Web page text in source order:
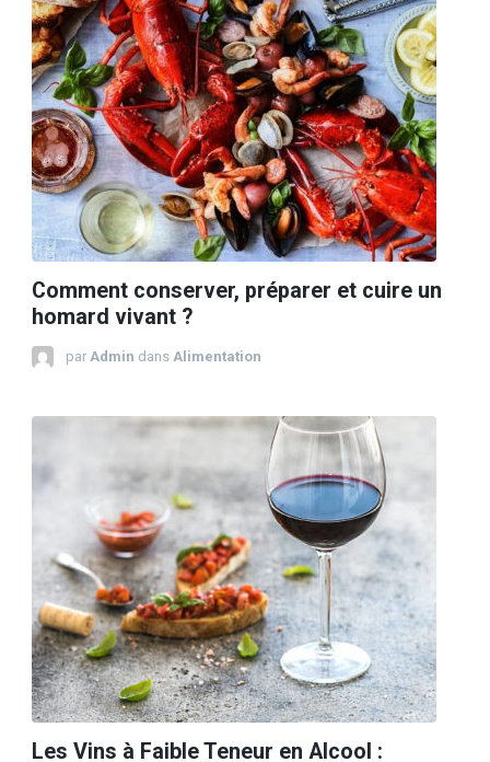
Comment conserver, préparer et cuire un
homard vivant ?
par Admin dans Alimentation
Les Vins à Faible Teneur en Alcool :